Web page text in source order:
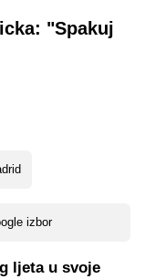
"Spakuj
izbor
ljeta u svoje